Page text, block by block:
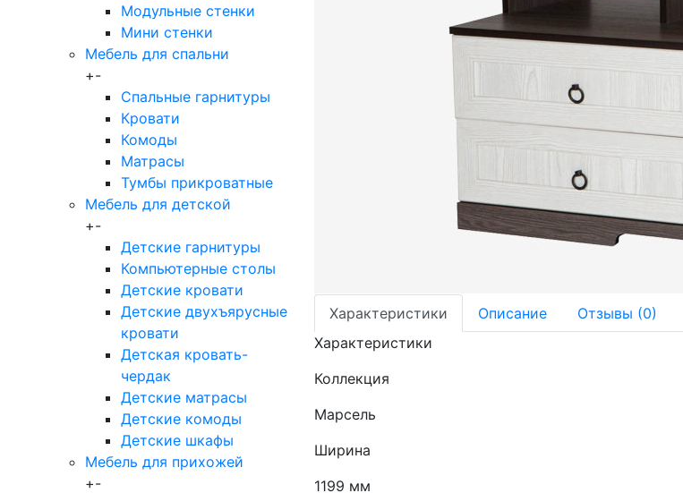
Модульные стенки
Мини стенки
Мебель для спальни
+-
Спальные гарнитуры
Кровати
Комоды
Матрасы
Тумбы прикроватные
Мебель для детской
+-
Детские гарнитуры
Компьютерные столы
Детские кровати
Детские двухъярусные
кровати
Детская кровать-
чердак
Детские матрасы
Детские комоды
Детские шкафы
Мебель для прихожей
+-
Характеристики Описание Отзывы (0)
Характеристики
Коллекция
Марсель
Ширина
1199 мм